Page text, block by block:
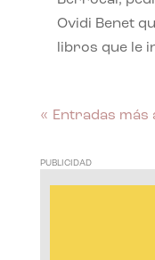
Ovidi Benet
libros que le
« Entradas más
PUBLICIDAD